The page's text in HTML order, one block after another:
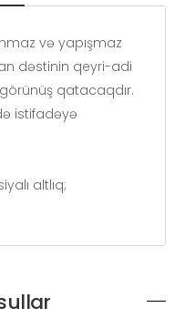
və yapışmaz
dəstinin qeyri-adi
qatacaqdır.
istifadəyə
altlıq;